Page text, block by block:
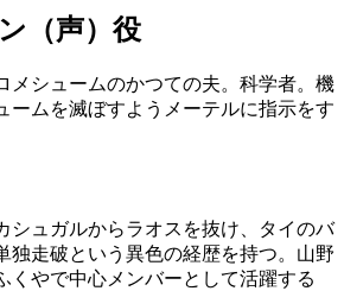
（声） 役
メシュームのかつての夫。科学者。機
ームを滅ぼすようメーテルに指示をす
シュガルからラオスを抜け、タイのバ
独走破という異色の経歴を持つ。山野
くやで中心メンバーとして活躍する